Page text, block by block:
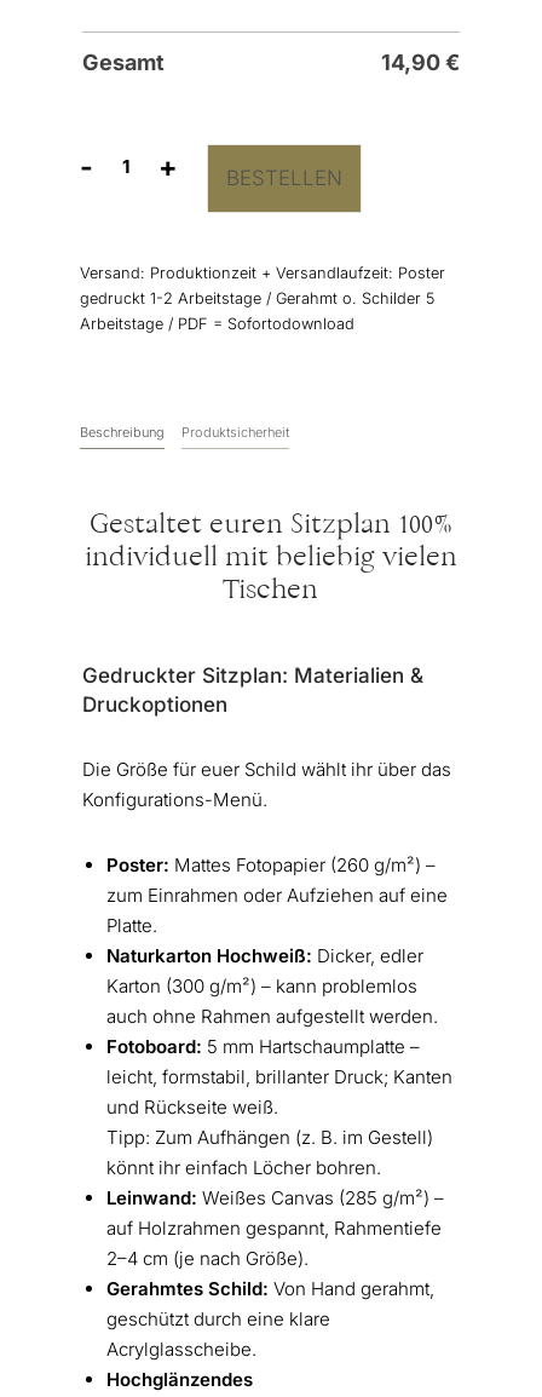
Gesamt 14,90€
-
Sitzplan
Menge
+ BESTELLEN
Versand: Produktionzeit + Versandlaufzeit: Poster
gedruckt 1-2 Arbeitstage / Gerahmt o. Schilder 5
Arbeitstage / PDF = Sofortodownload
Beschreibung Produktsicherheit
Gestaltet euren Sitzplan 100%
individuell mit beliebig vielen
Tischen
Gedruckter Sitzplan: Materialien &
Druckoptionen
Die Größe für euer Schild wählt ihr über das
Konfigurations-Menü.
Poster: Mattes Fotopapier (260 g/m²) –
zum Einrahmen oder Aufziehen auf eine
Platte.
Naturkarton Hochweiß: Dicker, edler
Karton (300 g/m²) – kann problemlos
auch ohne Rahmen aufgestellt werden.
Fotoboard: 5 mm Hartschaumplatte –
leicht, formstabil, brillanter Druck; Kanten
und Rückseite weiß.
Tipp: Zum Aufhängen (z. B. im Gestell)
könnt ihr einfach Löcher bohren.
Leinwand: Weißes Canvas (285 g/m²) –
auf Holzrahmen gespannt, Rahmentiefe
2–4 cm (je nach Größe).
Gerahmtes Schild: Von Hand gerahmt,
geschützt durch eine klare
Acrylglasscheibe.
Hochglänzendes